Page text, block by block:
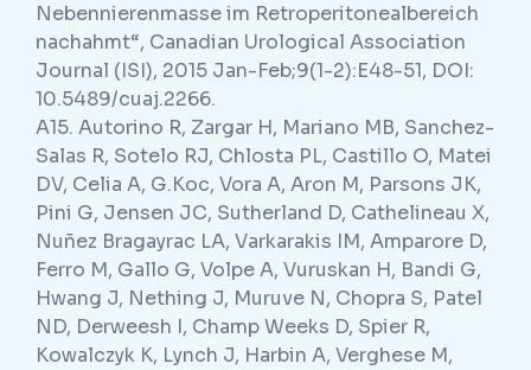
Nebennierenmasse im Retroperitonealbereich
nachahmt“, Canadian Urological Association
Journal (ISI), 2015 Jan-Feb;9(1-2):E48-51, DOI:
10.5489/cuaj.2266.
A15. Autorino R, Zargar H, Mariano MB, Sanchez-
Salas R, Sotelo RJ, Chlosta PL, Castillo O, Matei
DV, Celia A, G.Koc, Vora A, Aron M, Parsons JK,
Pini G, Jensen JC, Sutherland D, Cathelineau X,
Nuñez Bragayrac LA, Varkarakis IM, Amparore D,
Ferro M, Gallo G, Volpe A, Vuruskan H, Bandi G,
Hwang J, Nething J, Muruve N, Chopra S, Patel
ND, Derweesh I, Champ Weeks D, Spier R,
Kowalczyk K, Lynch J, Harbin A, Verghese M,